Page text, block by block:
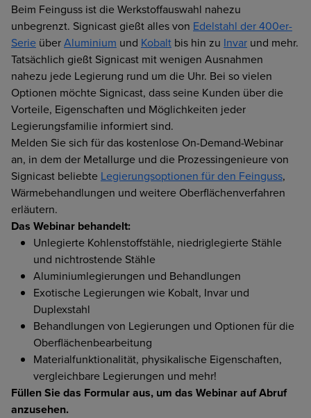
Beim Feinguss ist die Werkstoffauswahl nahezu
unbegrenzt. Signicast gießt alles von Edelstahl der 400er-
Serie überAluminium und Kobalt bis hin zu Invar und mehr.
Tatsächlich gießt Signicast mit wenigen Ausnahmen
nahezu jede Legierung rund um die Uhr. Bei so vielen
Optionen möchte Signicast, dass seine Kunden über die
Vorteile, Eigenschaften und Möglichkeiten jeder
Legierungsfamilie informiert sind.
Melden Sie sich für das kostenlose On-Demand-Webinar
an, in dem der Metallurge und die Prozessingenieure von
Signicast beliebte Legierungsoptionen für den Feinguss,
Wärmebehandlungen und weitere Oberflächenverfahren
erläutern.
Das Webinar behandelt:
Unlegierte Kohlenstoffstähle, niedriglegierte Stähle
und nichtrostende Stähle
Aluminiumlegierungen und Behandlungen
Exotische Legierungen wie Kobalt, Invar und
Duplexstahl
Behandlungen von Legierungen und Optionen für die
Oberflächenbearbeitung
Materialfunktionalität, physikalische Eigenschaften,
vergleichbare Legierungen und mehr!
Füllen Sie das Formular aus, um das Webinar auf Abruf
anzusehen.